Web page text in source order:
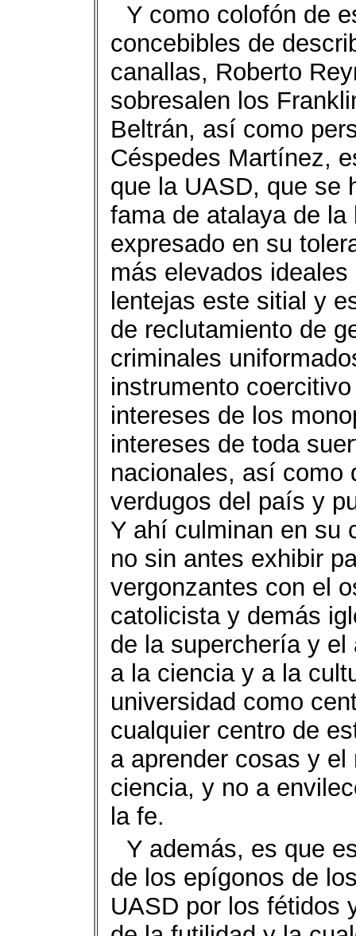
Y como colofón de
concebibles de
canallas, Roberto
sobresalen los
Beltrán, así como
Céspedes Martínez,
que la UASD, que se
fama de atalaya de
expresado en su
más elevados
lentejas este sitial y
de reclutamiento de
criminales
instrumento
intereses de los
intereses de toda
nacionales, así como
verdugos del país y
Y ahí culminan en su
no sin antes exhibir
vergonzantes con el
catolicista y demás
de la superchería y
a la ciencia y a la
universidad como
cualquier centro de
a aprender cosas y
ciencia, y no a
la fe.
Y además, es que
de los epígonos de
UASD por los fétidos